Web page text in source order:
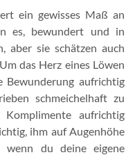
ein gewisses Maß an
es, bewundert und in
aber sie schätzen auch
das Herz eines Löwen
Bewunderung aufrichtig
schmeichelhaft zu
aufrichtig
ihm auf Augenhöhe
wenn du deine eigene